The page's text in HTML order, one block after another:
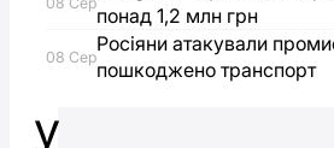
вкотре
викрили
у
понад 1,2 млн грн
08 Сер
Росіяни атакували
пошкоджено транспорт